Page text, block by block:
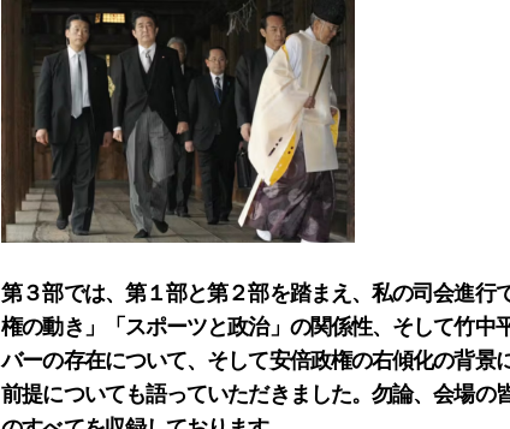
第３部では、第１部と第２部を踏まえ、私の司会進
権の動き」「スポーツと政治」の関係性、そして竹
バーの存在について、そして安倍政権の右傾化の背
前提についても語っていただきました。勿論、会場